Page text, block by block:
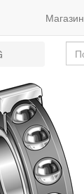
Магазин